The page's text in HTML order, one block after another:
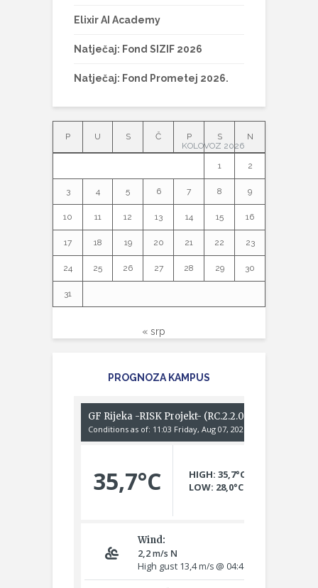
Elixir AI Academy
Natječaj: Fond SIZIF 2026
Natječaj: Fond Prometej 2026.
KOLOVOZ 2026
P U S Č P S N
1 2
3 4 5 6 7 8 9
10 11 12 13 14 15 16
17 18 19 20 21 22 23
24 25 26 27 28 29 30
31
« srp
PROGNOZA KAMPUS